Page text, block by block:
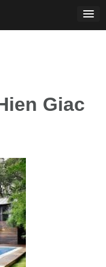
Giac